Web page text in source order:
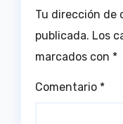
Tu dirección de
publicada. Los
marcados con *
Comentario *